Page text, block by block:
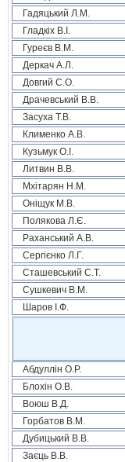
Гадяцький Л.М.
Гладкіх В.І.
Гуреєв В.М.
Деркач А.Л.
Довгий С.О.
Драчевський В.В.
Засуха Т.В.
Клименко А.В.
Кузьмук О.І.
Литвин В.В.
Мхітарян Н.М.
Оніщук М.В.
Полякова Л.Є.
Раханський А.В.
Сергієнко Л.Г.
Сташевський С.Т.
Сушкевич В.М.
Шаров І.Ф.
Абдуллін О.Р.
Блохін О.В.
Воюш В.Д.
Горбатов В.М.
Дубицький В.В.
Заєць В.В.